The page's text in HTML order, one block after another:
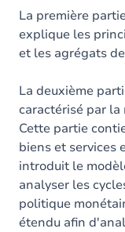
La première
explique les
et les agrégats
La deuxième
caractérisé par
Cette partie
biens et services
introduit le
analyser les
politique
étendu afin